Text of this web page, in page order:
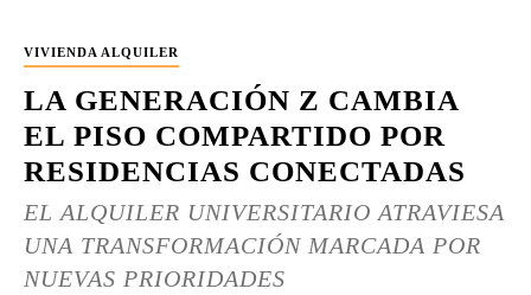
VIVIENDA ALQUILER
LA GENERACIÓN Z CAMBIA
EL PISO COMPARTIDO POR
RESIDENCIAS CONECTADAS
EL ALQUILER UNIVERSITARIO ATRAVIESA
UNA TRANSFORMACIÓN MARCADA POR
NUEVAS PRIORIDADES